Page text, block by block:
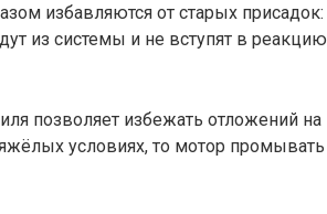
избавляются от старых присадок:
из системы и не вступят в реакцию
позволяет избежать отложений на
условиях, то мотор промывать